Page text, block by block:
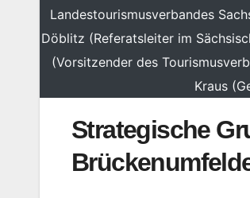
Landestourismusverbandes
Döblitz (Referatsleiter im
(Vorsitzender des
Kraus
Strategische